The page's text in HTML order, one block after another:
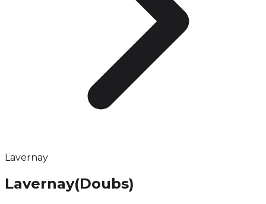
Lavernay
Lavernay(Doubs)